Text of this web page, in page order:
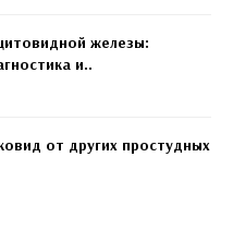
железы:
и..
от других простудных